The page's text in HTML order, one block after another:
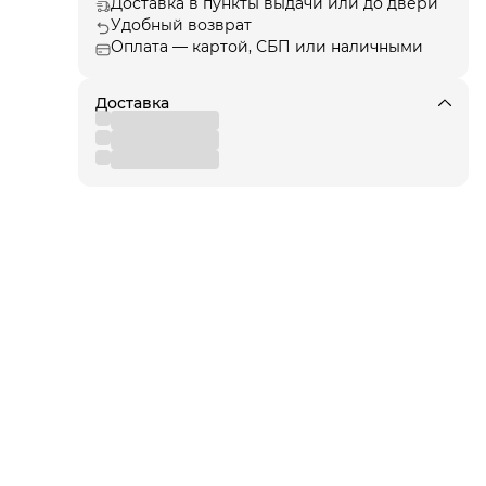
Удобный возврат
Оплата — картой, СБП или наличными
Доставка